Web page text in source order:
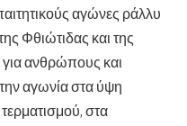
αγώνες ράλλυ
Φθιώτιδας και της
ανθρώπους και
αγωνία στα ύψη
στα